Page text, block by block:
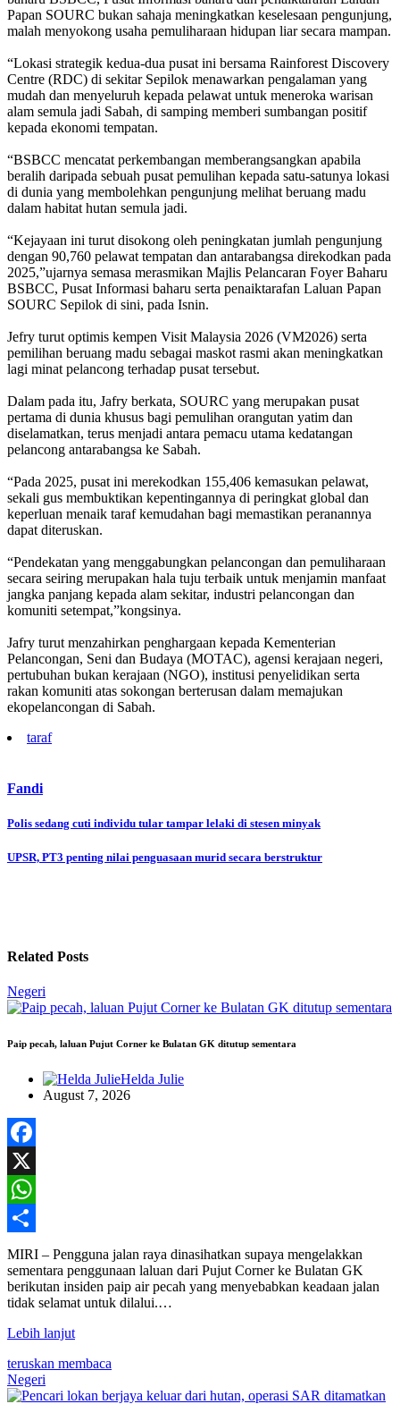
Papan SOURC bukan sahaja meningkatkan keselesaan pengunjung,
malah menyokong usaha pemuliharaan hidupan liar secara mampan.
“Lokasi strategik kedua-dua pusat ini bersama Rainforest Discovery
Centre (RDC) di sekitar Sepilok menawarkan pengalaman yang
mudah dan menyeluruh kepada pelawat untuk meneroka warisan
alam semula jadi Sabah, di samping memberi sumbangan positif
kepada ekonomi tempatan.
“BSBCC mencatat perkembangan memberangsangkan apabila
beralih daripada sebuah pusat pemulihan kepada satu-satunya lokasi
di dunia yang membolehkan pengunjung melihat beruang madu
dalam habitat hutan semula jadi.
“Kejayaan ini turut disokong oleh peningkatan jumlah pengunjung
dengan 90,760 pelawat tempatan dan antarabangsa direkodkan pada
2025,”ujarnya semasa merasmikan Majlis Pelancaran Foyer Baharu
BSBCC, Pusat Informasi baharu serta penaiktarafan Laluan Papan
SOURC Sepilok di sini, pada Isnin.
Jefry turut optimis kempen Visit Malaysia 2026 (VM2026) serta
pemilihan beruang madu sebagai maskot rasmi akan meningkatkan
lagi minat pelancong terhadap pusat tersebut.
Dalam pada itu, Jafry berkata, SOURC yang merupakan pusat
pertama di dunia khusus bagi pemulihan orangutan yatim dan
diselamatkan, terus menjadi antara pemacu utama kedatangan
pelancong antarabangsa ke Sabah.
“Pada 2025, pusat ini merekodkan 155,406 kemasukan pelawat,
sekali gus membuktikan kepentingannya di peringkat global dan
keperluan menaik taraf kemudahan bagi memastikan peranannya
dapat diteruskan.
“Pendekatan yang menggabungkan pelancongan dan pemuliharaan
secara seiring merupakan hala tuju terbaik untuk menjamin manfaat
jangka panjang kepada alam sekitar, industri pelancongan dan
komuniti setempat,”kongsinya.
Jafry turut menzahirkan penghargaan kepada Kementerian
Pelancongan, Seni dan Budaya (MOTAC), agensi kerajaan negeri,
pertubuhan bukan kerajaan (NGO), institusi penyelidikan serta
rakan komuniti atas sokongan berterusan dalam memajukan
ekopelancongan di Sabah.
taraf
Fandi
Post
navigation
Polis sedang cuti individu tular tampar lelaki di stesen minyak
UPSR, PT3 penting nilai penguasaan murid secara berstruktur
Related Posts
Negeri
Paip pecah, laluan Pujut Corner ke Bulatan GK ditutup sementara
Helda Julie
August 7, 2026
Facebook
X
WhatsApp
Share
MIRI – Pengguna jalan raya dinasihatkan supaya mengelakkan
sementara penggunaan laluan dari Pujut Corner ke Bulatan GK
berikutan insiden paip air pecah yang menyebabkan keadaan jalan
tidak selamat untuk dilalui.…
Lebih lanjut
teruskan membaca
Negeri